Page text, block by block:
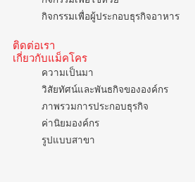
กิจกรรมเพื่อผู้ประกอบธุรกิจอาหาร
ติดต่อเรา
เกี่ยวกับแม็คโคร
ความเป็นมา
วิสัยทัศน์และพันธกิจขององค์กร
ภาพรวมการประกอบธุรกิจ
ค่านิยมองค์กร
รูปแบบสาขา